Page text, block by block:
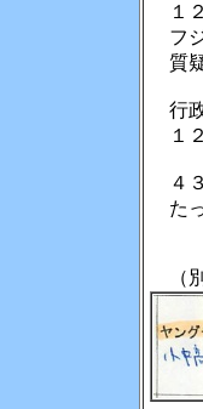
１
フ
質疑
行
１２
４
たっ
（別